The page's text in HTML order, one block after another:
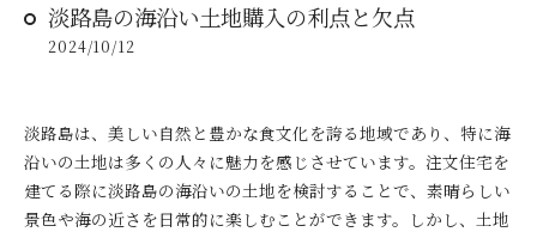
淡路島の海沿い土地購入の利点と欠点
2024/10/12
淡路島は、美しい自然と豊かな食文化を誇る地域であり、特に海
沿いの土地は多くの人々に魅力を感じさせています。注文住宅を
建てる際に淡路島の海沿いの土地を検討することで、素晴らしい
景色や海の近さを日常的に楽しむことができます。しかし、土地